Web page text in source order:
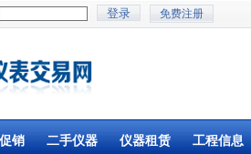
免费注册
销 二手仪器 仪器租赁 工程信息